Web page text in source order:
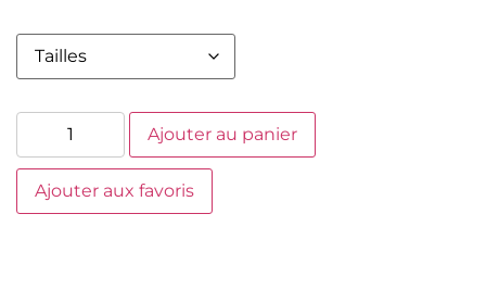
Ajouter au panier
Ajouter aux favoris